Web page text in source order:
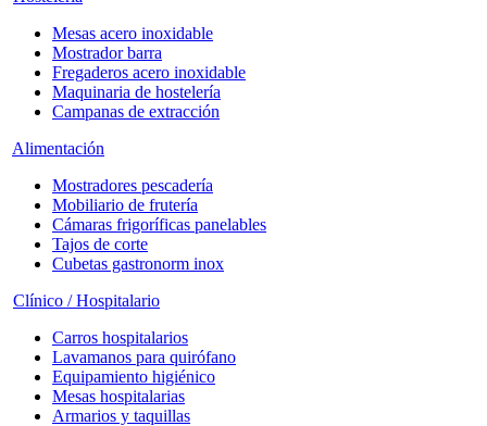
Mesas acero inoxidable
Mostrador barra
Fregaderos acero inoxidable
Maquinaria de hostelería
Campanas de extracción
Alimentación
Mostradores pescadería
Mobiliario de frutería
Cámaras frigoríficas panelables
Tajos de corte
Cubetas gastronorm inox
Clínico / Hospitalario
Carros hospitalarios
Lavamanos para quirófano
Equipamiento higiénico
Mesas hospitalarias
Armarios y taquillas